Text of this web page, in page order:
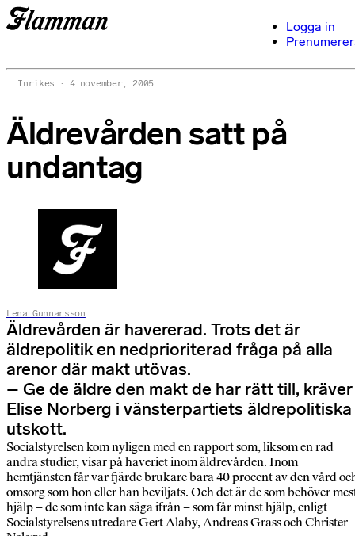
Logga in
Inrikes 4 november, 2005
Äldrevården satt på
undantag
Lena Gunnarsson
Äldrevården är havererad. Trots det är
äldrepolitik en nedprioriterad fråga på alla
arenor där makt utövas.
– Ge de äldre den makt de har rätt till, kräver
Elise Norberg i vänsterpartiets äldrepolitiska
utskott.
Socialstyrelsen kom nyligen med en rapport som, liksom en rad
andra studier, visar på haveriet inom äldrevården. Inom
hemtjänsten får var fjärde brukare bara 40 procent av den vård
omsorg som hon eller han beviljats. Och det är de som behöver
hjälp – de som inte kan säga ifrån – som får minst hjälp, enligt
Socialstyrelsens utredare Gert Alaby, Andreas Grass och Christer